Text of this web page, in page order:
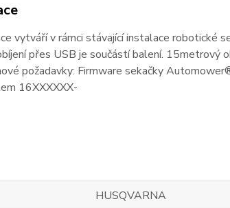
vytváří v rámci stávající instalace robotické
přes USB je součástí balení. 15metrový
požadavky: Firmware sekačky
16XXXXXX-
HUSQVARNA